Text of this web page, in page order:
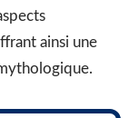
ainsi une